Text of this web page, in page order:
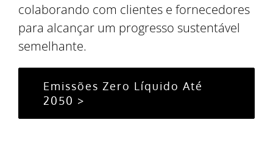
colaborando com clientes e fornecedores
para alcançar um progresso sustentável
semelhante.
Emissões Zero Líquido Até
2050 >